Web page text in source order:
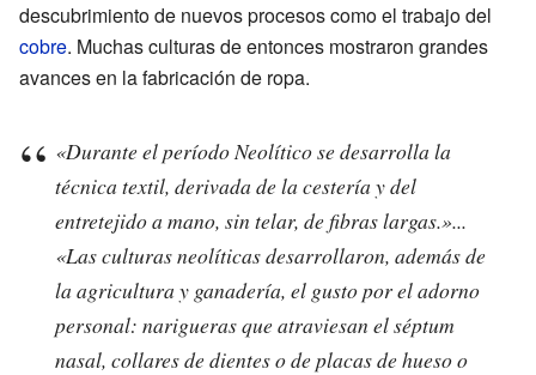
descubrimiento de nuevos procesos como el trabajo del
cobre. Muchas culturas de entonces mostraron grandes
avances en la fabricación de ropa.
«Durante el período Neolítico se desarrolla la
técnica textil, derivada de la cestería y del
entretejido a mano, sin telar, de fibras largas.»...
«Las culturas neolíticas desarrollaron, además de
la agricultura y ganadería, el gusto por el adorno
personal: narigueras que atraviesan el séptum
nasal, collares de dientes o de placas de hueso o